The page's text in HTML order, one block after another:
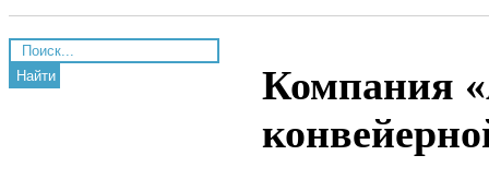
Найти
Компания